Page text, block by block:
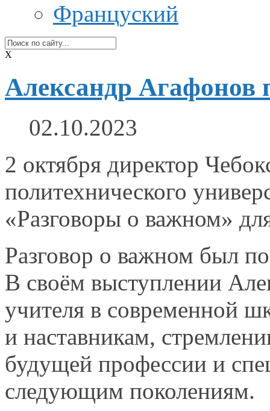
Француский
X
Александр Агафонов
02.10.2023
2 октября директор
политехнического
«Разговоры о важном»
Разговор о важном был
В своём выступлении
учителя в современной
и наставникам,
будущей профессии и
следующим поколениям.